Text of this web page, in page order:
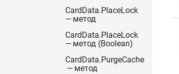
CardData.PlaceLock
— метод
CardData.PlaceLock
— метод (Boolean)
CardData.PurgeCache
— метод